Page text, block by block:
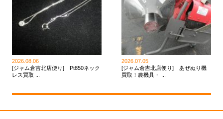
2026.08.06
[ジャム倉吉北店便り] Pt850ネック
レス買取 ...
2026.07.05
[ジャム倉吉北店便り] あぜぬり機
買取！農機具・ ...